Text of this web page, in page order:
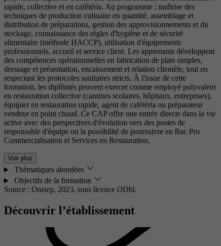
rapide, collective et en cafétéria. Au programme : maîtrise des
techniques de production culinaire en quantité, assemblage et
distribution de préparations, gestion des approvisionnements et du
stockage, connaissance des règles d'hygiène et de sécurité
alimentaire (méthode HACCP), utilisation d'équipements
professionnels, accueil et service client. Les apprenants développent
des compétences opérationnelles en fabrication de plats simples,
dressage et présentation, encaissement et relation clientèle, tout en
respectant les protocoles sanitaires stricts. À l'issue de cette
formation, les diplômés peuvent exercer comme employé polyvalent
en restauration collective (cantines scolaires, hôpitaux, entreprises),
équipier en restauration rapide, agent de cafétéria ou préparateur
vendeur en point chaud. Ce CAP offre une entrée directe dans la vie
active avec des perspectives d'évolution vers des postes de
responsable d'équipe ou la possibilité de poursuivre en Bac Pro
Commercialisation et Services en Restauration.
Voir plus
Thématiques abordées
Objectifs de la formation
Source : Onisep, 2023, sous licence ODbl.
Découvrir l’établissement